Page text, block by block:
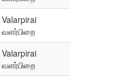
Valarpirai
வளர்பிறை
Valarpirai
வளர்பிறை